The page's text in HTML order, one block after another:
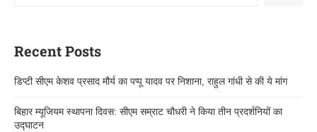
Recent Posts
डिप्टी सीएम केशव प्रसाद मौर्य का पप्पू यादव पर निशाना, राहुल गांधी से की ये मांग
बिहार म्यूजियम स्थापना दिवस: सीएम सम्राट चौधरी ने किया तीन प्रदर्शनियों का
उद्घाटन